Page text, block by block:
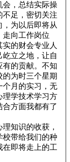
会，总结实际操
不足，密切关注
为以后即将从
走向工作岗位
的财会专业人
立之地，让自
有的贡献。不知
为时三个星期
个月的实习，无
理学技术学习方
方面我都有了
知识的收获，
校带给我们的种
在即将走上的工